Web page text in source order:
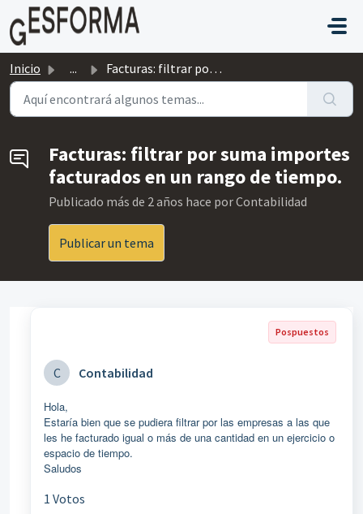
Saltar al contenido principal
Inicio ... Facturas: filtrar por suma importes facturados en un rang...
Facturas: filtrar por suma importes
facturados en un rango de tiempo.
Publicado más de 2 años hace por Contabilidad
Publicar un tema
Pospuestos
C Contabilidad
Hola,
Estaría bien que se pudiera filtrar por las empresas a las que
les he facturado igual o más de una cantidad en un ejercicio o
espacio de tiempo.
Saludos
1 Votos